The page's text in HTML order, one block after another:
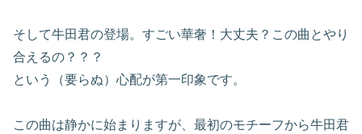
そして牛田君の登場。すごい華奢！大丈夫？この曲とやり
合えるの？？？
という（要らぬ）心配が第一印象です。
この曲は静かに始まりますが、最初のモチーフから牛田君